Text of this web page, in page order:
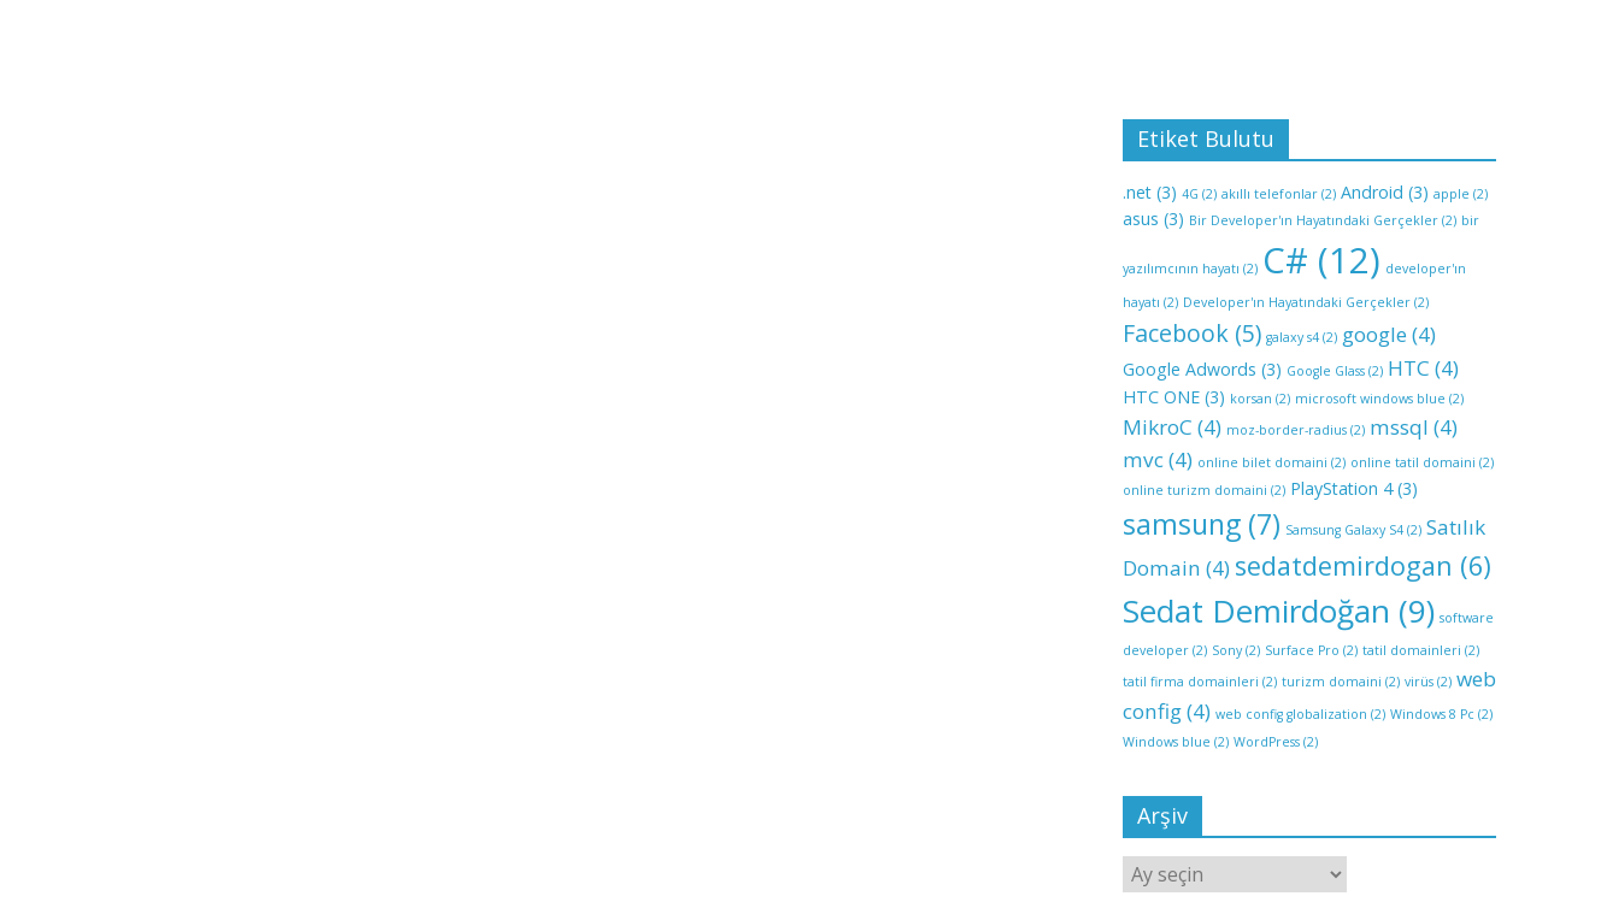
Etiket Bulutu
.net (3) 4G (2) akıllı telefonlar (2) Android (3) apple (2)
asus (3) Bir Developer'ın Hayatındaki Gerçekler (2) bir
yazılımcının hayatı (2) C# (12) developer'ın
hayatı (2) Developer'ın Hayatındaki Gerçekler (2)
Facebook (5) galaxy s4 (2) google(4)
Google Adwords (3) Google Glass (2) HTC (4)
HTC ONE (3) korsan (2) microsoft windows blue (2)
MikroC (4) moz-border-radius (2) mssql (4)
mvc(4) online bilet domaini (2) online tatil domaini (2)
online turizm domaini (2) PlayStation 4(3)
samsung (7) Samsung Galaxy S4 (2) Satılık
Domain (4) sedatdemirdogan (6)
Sedat Demirdoğan (9) software
developer (2) Sony(2) Surface Pro (2) tatil domainleri (2)
tatil firma domainleri (2) turizm domaini (2) virüs (2) web
config(4) web config globalization (2) Windows 8 Pc (2)
Windows blue (2) WordPress (2)
Arşiv